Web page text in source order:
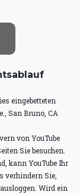
eingebetteten
San Bruno, CA
von YouTube
Sie besuchen.
kann YouTube Ihr
verhindern Sie,
Wird ein